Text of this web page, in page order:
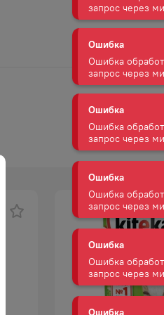
Ошибка
Ошибка
запрос через
Ошибка
Ошибка
запрос через
Ошибка
Ошибка
запрос через
Ошибка
Ошибка
запрос через
Ошибка
Ошибка
запрос через